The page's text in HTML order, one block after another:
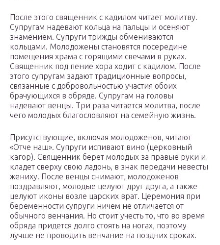
После этого священник с кадилом читает молитву.
Супругам надевают кольца на пальцы и осеняют
знамением. Супруги трижды обмениваются
кольцами. Молодожены становятся посередине
помещения храма с горящими свечами в руках.
Священник под пение хора ходит с кадилом. После
этого супругам задают традиционные вопросы,
связанные с добровольностью участия обоих
брачующихся в обряде. Супругам на головы
надевают венцы. Три раза читается молитва, после
чего молодых благословляют на семейную жизнь.
Присутствующие, включая молодоженов, читают
«Отче наш». Супруги испивают вино (церковный
кагор). Священник берет молодых за правые руки и
кладет сверху свою ладонь, в знак передачи невесты
жениху. После венцы снимают, молодоженов
поздравляют, молодые целуют друг друга, а также
целуют иконы возле царских врат. Церемония при
беременности супруги ничем не отличается от
обычного венчания. Но стоит учесть то, что во время
обряда придется долго стоять на ногах, поэтому
лучше не проводить венчание на поздних сроках.